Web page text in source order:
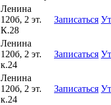
Ленина
120б, 2 эт.
К.28
Записаться
Ленина
120б, 2 эт.
к.24
Записаться
Ленина
120б, 2 эт.
к.24
Записаться